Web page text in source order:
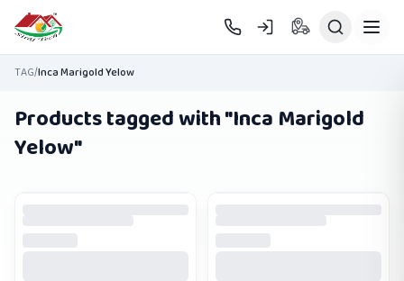
Skip to main content
TAG/Inca Marigold Yelow
Products tagged with "Inca Marigold
Yelow"